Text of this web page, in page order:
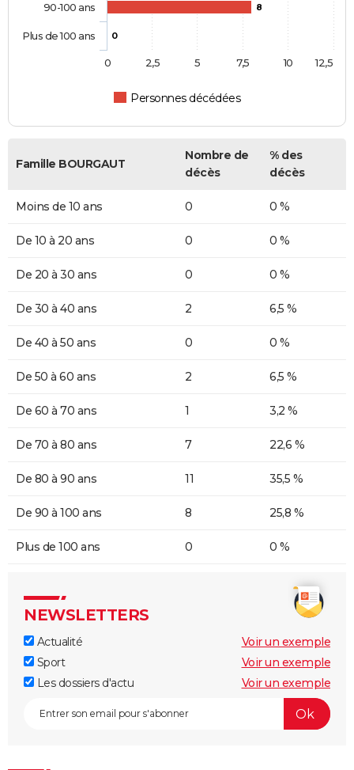
8
0
Personnes décédées
90-100 ans
Plus de 100 ans
0 10
2,5 5 7,5 12,5
Famille BOURGAUT
Nombre de
décès
% des
décès
Moins de 10 ans 0 0 %
De 10 à 20 ans 0 0 %
De 20 à 30 ans 0 0 %
De 30 à 40 ans 2 6,5 %
De 40 à 50 ans 0 0 %
De 50 à 60 ans 2 6,5 %
De 60 à 70 ans 1 3,2 %
De 70 à 80 ans 7 22,6 %
De 80 à 90 ans 11 35,5 %
De 90 à 100 ans 8 25,8 %
Plus de 100 ans 0 0 %
NEWSLETTERS
Actualité
Voir un exemple
Sport
Voir un exemple
Les dossiers d'actu
Voir un exemple